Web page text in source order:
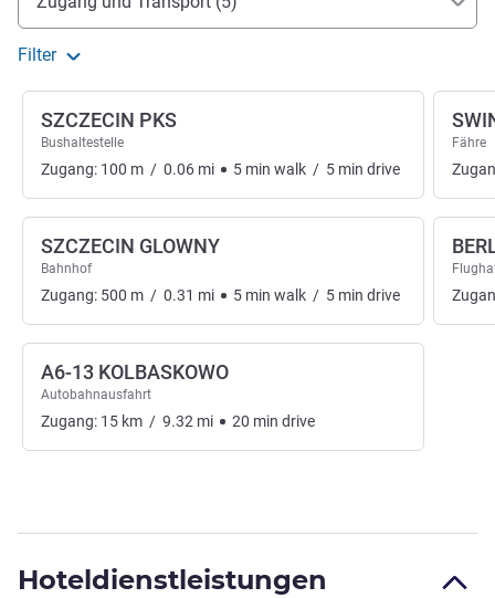
Filter
SZCZECIN PKS
Bushaltestelle
Zugang: 100 m / 0.06 mi 5 min walk / 5 min drive
SZCZECIN GLOWNY
Bahnhof
Zugang: 500 m / 0.31 mi 5 min walk / 5 min drive
A6-13 KOLBASKOWO
Autobahnausfahrt
Zugang: 15 km / 9.32 mi 20 min drive
Fähre
Hoteldienstleistungen